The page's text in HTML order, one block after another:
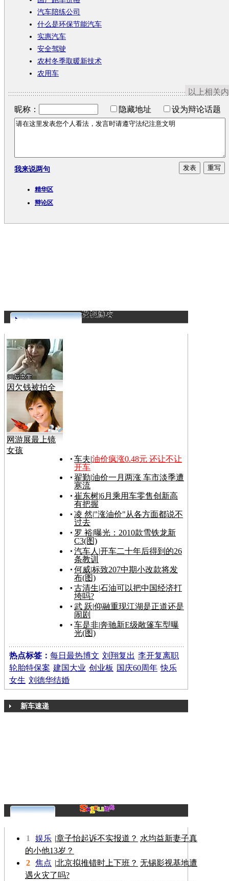
汽车陪练公司
什么是环保节能汽车
实惠汽车
安全驾驶
农村冬季取暖新技术
农用车
以上相关
昵称：
隐藏地址 设为辩论话题
我来说两句
精华区
辩论区
更多>>
因欠钱被拍全
裸视频
网游展最上镜
女孩
车夫|油价疯涨0.48元 还让不让
开车
翟勤|油价一月两涨 车市淡季遭
寒流
崔东树|6月乘用车零售创新高
有把握
凌 然|"涨油价"从各方面都说不
过去
罗 裕|曝光：2010款雪铁龙新
C3(图)
汽车人 |开车二十年后得到的26
条教训
何威|标致207中期小改款将发
布(图)
古清生|石油可以把中国经济打
垮吗?
武 跃|仰融重现江湖是正道还是
闹剧
车是非|奔驰新E级敞篷车型曝
光(图)
热点标签： 每日最热博文 刘翔复出 李开复离职
轮胎特保案 建国大业 创业板 国庆60周年 快乐
女生 刘德华结婚
新车速递
1 娱乐 |章子怡起诉不实报道？ 水均益新妻子真
的小他13岁？
2 焦点 |北京拟推错时上下班？ 无锡影视基地遭
遇火灾了吗?